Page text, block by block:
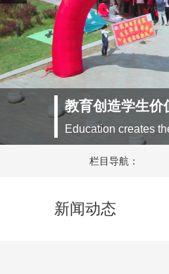
教育创造学生价
Education creates
部门介绍 组织架构
主题团会 基层团训
文化艺术科技节 社
学生会 青年媒体
沈体夜读 青年说
寒暑期社会实践
栏目导航：
新闻动态